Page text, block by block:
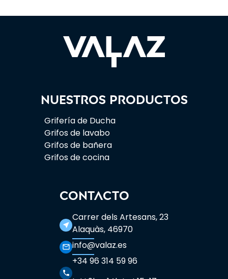
Nuestros productos
Grifería de Ducha
Grifos de lavabo
Grifos de bañera
Grifos de cocina
CONTACTO
near_me
Carrer dels Artesans, 23
Alaquàs, 46970
mail_outline info@valaz.es
phone
+34 96 314 59 96